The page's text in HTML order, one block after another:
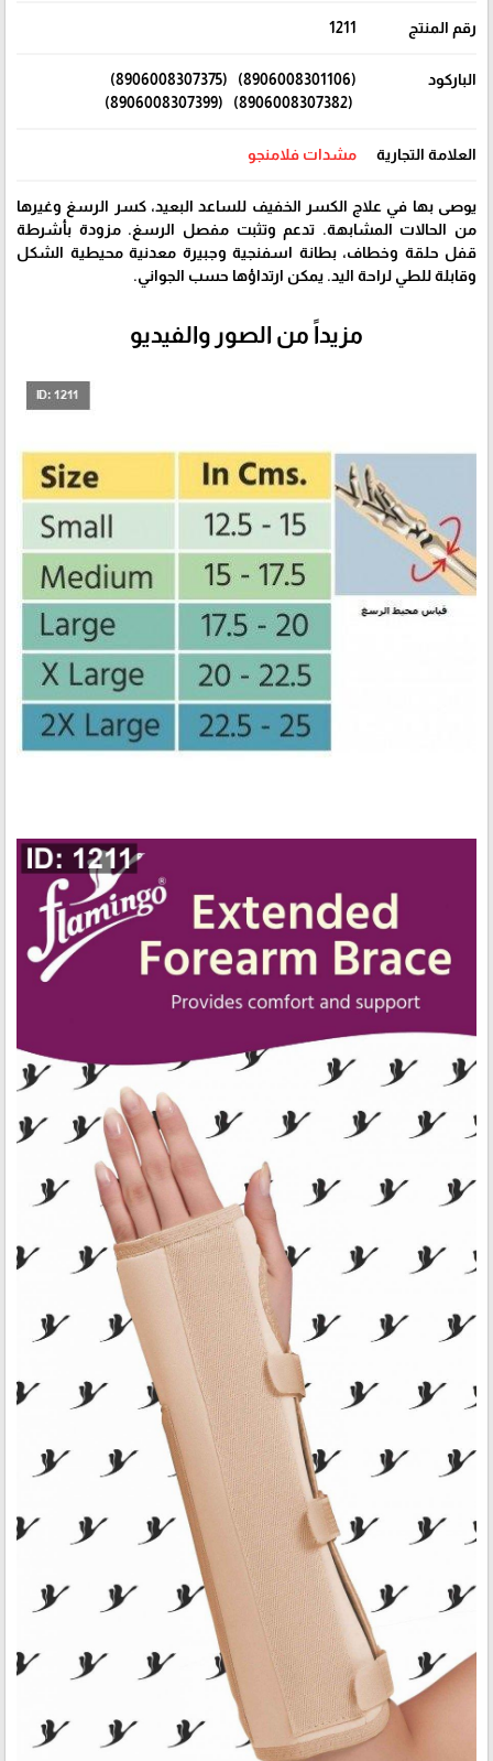
رقم المنتج 1211
الباركود
(8906008301106) (8906008307375)
(8906008307382) (8906008307399)
العلامة التجارية مشدات فلامنجو
يوصى بها في علاج الكسر الخفيف للساعد البعيد، كسر الرسغ وغيرها
من الحالات المشابهة. تدعم وتثبت مفصل الرسغ. مزودة بأشرطة
قفل حلقة وخطاف، بطانة اسفنجية وجبيرة معدنية محيطية الشكل
وقابلة للطي لراحة اليد. يمكن ارتداؤها حسب الجواني.
مزيداً من الصور والفيديو